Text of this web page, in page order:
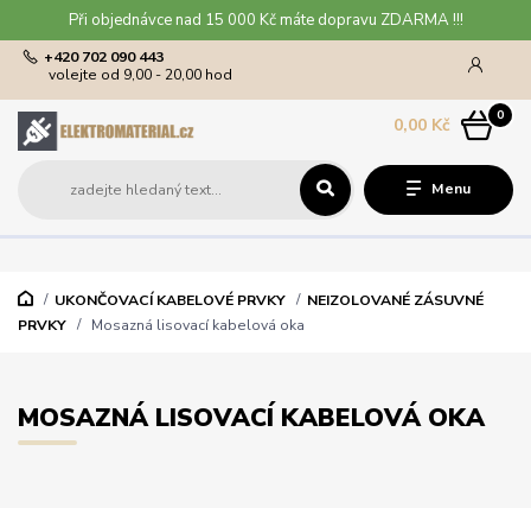
Při objednávce nad 15 000 Kč máte dopravu ZDARMA !!!
Menu
+420 702 090 443
volejte od 9,00 - 20,00 hod
0
0,00 Kč
UKONČOVACÍ KABELOVÉ PRVKY
NEIZOLOVANÉ ZÁSUVNÉ
PRVKY
Mosazná lisovací kabelová oka
MOSAZNÁ LISOVACÍ KABELOVÁ OKA